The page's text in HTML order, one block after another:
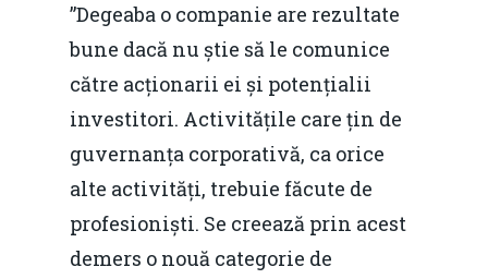
”Degeaba o companie are rezultate
bune dacă nu știe să le comunice
către acționarii ei și potențialii
investitori. Activitățile care țin de
guvernanța corporativă, ca orice
alte activități, trebuie făcute de
profesioniști. Se creează prin acest
demers o nouă categorie de